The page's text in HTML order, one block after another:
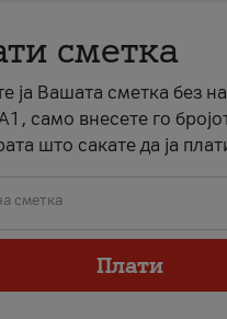
сметка
ја Вашата сметка без
само внесете го
што сакате да ја
сметка
Плати